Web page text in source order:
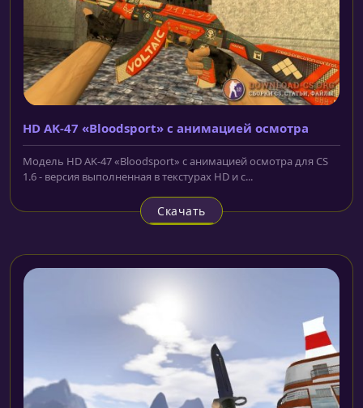
HD AK-47 «Bloodsport» с анимацией осмотра
Модель HD AK-47 «Bloodsport» с анимацией осмотра для CS
1.6 - версия выполненная в текстурах HD и с...
Скачать